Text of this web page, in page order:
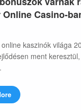
Online Casino-
kaszinók világa
ment